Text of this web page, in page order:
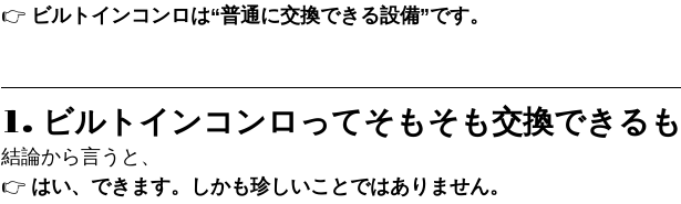
👉 ビルトインコンロは“普通に交換できる設備”です。
1. ビルトインコンロってそもそも交換できる
結論から言うと、
👉 はい、できます。しかも珍しいことではありません。